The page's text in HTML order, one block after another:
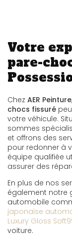
Votre
pare-
Chez AER Peinture
chocs fissuré
votre véhicule.
sommes
et offrons des
pour redonner à
équipe qualifiée
assurer des
En plus de nos
également notre
automobile
japonaise
Luxury Gloss
voiture.